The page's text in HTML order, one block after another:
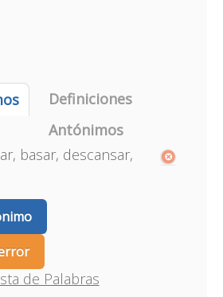
Definiciones
Antónimos
basar, descansar,
de Palabras